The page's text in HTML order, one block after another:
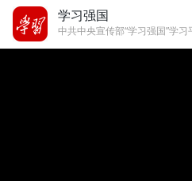
学习强国
中共中央宣传部“学习强国”学习